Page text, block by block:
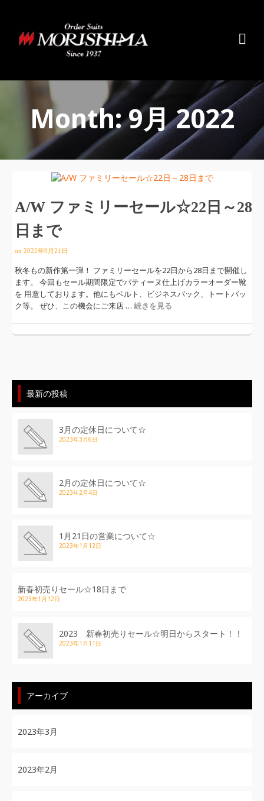
Month: 9月 2022
A/W ファミリーセール☆22日～28
日まで
on 2022年9月21日
秋冬もの新作第一弾！ ファミリーセールを22日から28日まで開催し
ます。 今回もセール期間限定でパティーヌ仕上げカラーオーダー靴
を 用意しております。他にもベルト、ビジネスバック、トートバッ
ク等。 ぜひ、この機会にご来店 … 続きを見る
最新の投稿
3月の定休日について☆
2023年3月6日
2月の定休日について☆
2023年2月4日
1月21日の営業について☆
2023年1月12日
新春初売りセール☆18日まで
2023年1月12日
2023 新春初売りセール☆明日からスタート！！
2023年1月11日
アーカイブ
2023年3月
2023年2月